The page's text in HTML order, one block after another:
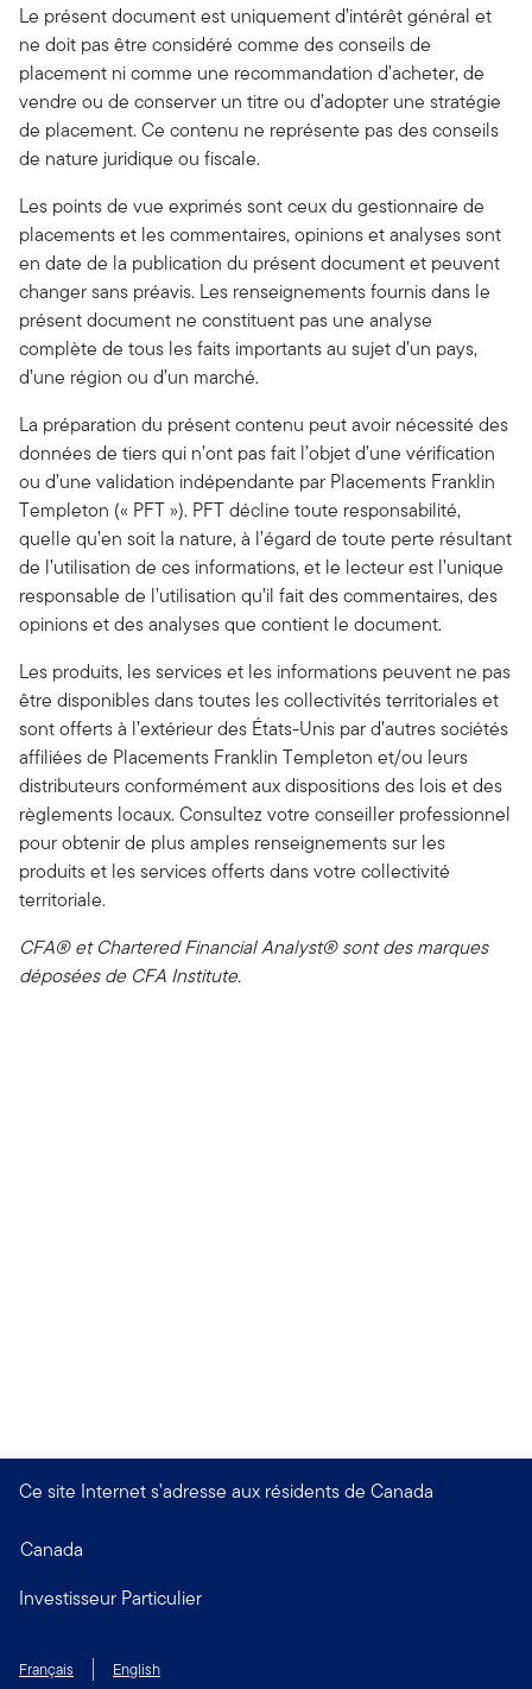
Le présent document est uniquement d’intérêt général et
ne doit pas être considéré comme des conseils de
placement ni comme une recommandation d’acheter, de
vendre ou de conserver un titre ou d’adopter une stratégie
de placement. Ce contenu ne représente pas des conseils
de nature juridique ou fiscale.
Les points de vue exprimés sont ceux du gestionnaire de
placements et les commentaires, opinions et analyses sont
en date de la publication du présent document et peuvent
changer sans préavis. Les renseignements fournis dans le
présent document ne constituent pas une analyse
complète de tous les faits importants au sujet d’un pays,
d’une région ou d’un marché.
La préparation du présent contenu peut avoir nécessité des
données de tiers qui n’ont pas fait l’objet d’une vérification
ou d’une validation indépendante par Placements Franklin
Templeton (« PFT »). PFT décline toute responsabilité,
quelle qu’en soit la nature, à l’égard de toute perte résultant
de l’utilisation de ces informations, et le lecteur est l’unique
responsable de l’utilisation qu’il fait des commentaires, des
opinions et des analyses que contient le document.
Les produits, les services et les informations peuvent ne pas
être disponibles dans toutes les collectivités territoriales et
sont offerts à l’extérieur des États-Unis par d’autres sociétés
affiliées de Placements Franklin Templeton et/ou leurs
distributeurs conformément aux dispositions des lois et des
règlements locaux. Consultez votre conseiller professionnel
pour obtenir de plus amples renseignements sur les
produits et les services offerts dans votre collectivité
territoriale.
CFA® et Chartered Financial Analyst® sont des marques
déposées de CFA Institute.
Ce site Internet s’adresse aux résidents de Canada
Canada
Investisseur Particulier
Français English